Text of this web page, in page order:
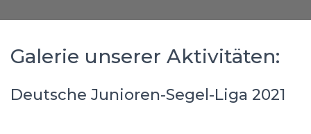
Galerie unserer Aktivitäten:
Deutsche Junioren-Segel-Liga 2021